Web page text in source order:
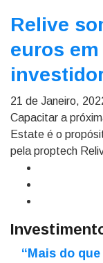
Relive
euros
21 de Janeiro,
Capacitar a
Estate é o
pela proptech
“Mais do